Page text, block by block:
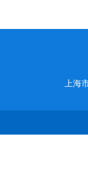
上海